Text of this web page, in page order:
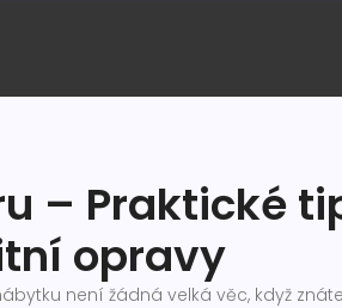
– Praktické
opravy
není žádná velká věc, když